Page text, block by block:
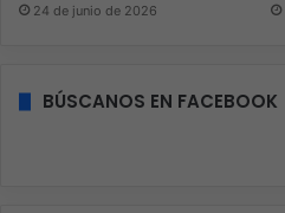
24 de junio de 2026
BÚSCANOS EN FACEBOOK